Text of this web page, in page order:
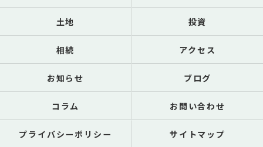
土地 投資
相続 アクセス
お知らせ ブログ
コラム お問い合わせ
プライバシーポリシー サイトマップ